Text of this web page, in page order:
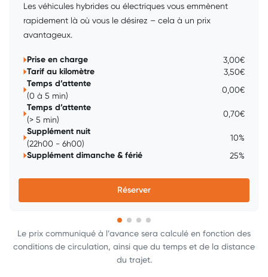
Les véhicules hybrides ou électriques vous emmènent
rapidement là où vous le désirez – cela à un prix
avantageux.
Prise en charge 3,00€
Tarif au kilomètre 3,50€
Temps d’attente
(0 à 5 min)
0,00€
Temps d’attente
(> 5 min)
0,70€
Supplément nuit
(22h00 - 6h00)
10%
Supplément dimanche & férié 25%
Réserver
Le prix communiqué à l’avance sera calculé en fonction des
conditions de circulation, ainsi que du temps et de la distance
du trajet.